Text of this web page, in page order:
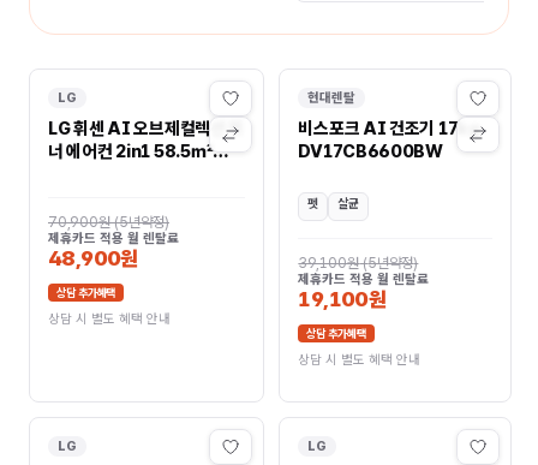
LG
LG 휘센 AI 오브제컬렉션 위
너 에어컨 2in1 58.5㎡
70,900원(5년약정)
제휴카드 적용 월 렌탈료
48,900원
상담 추가혜택
상담 시 별도 혜택 안내
현대렌탈
비스포크 AI 건조기 17kg
DV17CB6600BW
펫 살균
39,100원(5년약정)
제휴카드 적용 월 렌탈료
19,100원
상담 추가혜택
상담 시 별도 혜택 안내
LG LG